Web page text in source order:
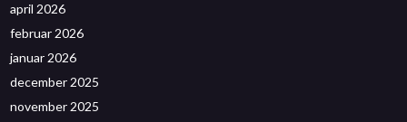
april 2026
februar 2026
januar 2026
december 2025
november 2025